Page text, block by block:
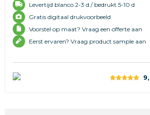
Levertijd blanco 2-3 d / bedrukt 5-10 d
Gratis digitaal drukvoorbeeld
Voorstel op maat? Vraag een offerte aan
Eerst ervaren? Vraag product sample aan